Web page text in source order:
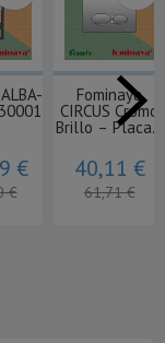
€
€
Fominaya
CIRCUS Cromo
Brillo – Placa...
40,11 €
61,71 €